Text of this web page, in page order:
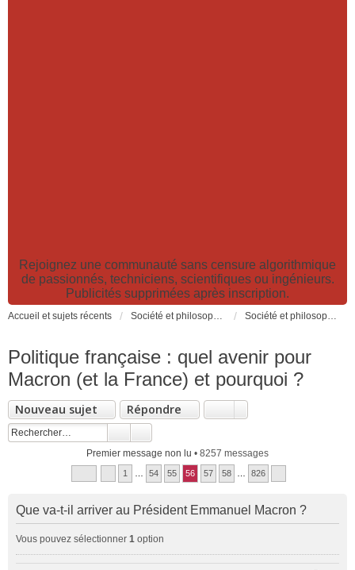
Rejoignez une communauté sans censure algorithmique
de passionnés, techniciens, scientifiques ou ingénieurs.
Publicités supprimées après inscription.
Accueil et sujets récents Société et philosophie. Sciences et technologies. Santé et prévention. Société et philosophie
Politique française : quel avenir pour
Macron (et la France) et pourquoi ?
Nouveau sujet Répondre
Premier message non lu • 8257 messages
1 54 55 56 57 58 826
Que va-t-il arriver au Président Emmanuel Macron ?
Vous pouvez sélectionner 1 option